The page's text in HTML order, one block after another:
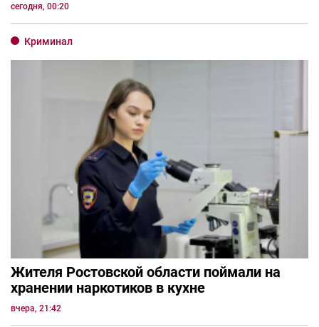
сегодня, 00:20
Криминал
Жителя Ростовской области поймали на
хранении наркотиков в кухне
вчера, 21:42